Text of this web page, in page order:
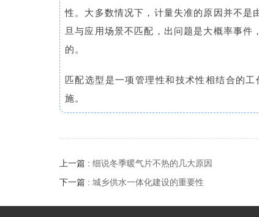
性。大多数情况下，计量失准的原因并不是
旦与应用场景不匹配，出问题是大概率事
的。
匹配选型是一项管理性和技术性相结合的
施。
上一篇 : 细说冬季暖气片不热的几大原因
下一篇 : 城乡供水一体化建设的重要性